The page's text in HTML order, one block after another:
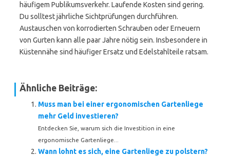
häufigem Publikumsverkehr. Laufende Kosten sind gering.
Du solltest jährliche Sichtprüfungen durchführen.
Austauschen von korrodierten Schrauben oder Erneuern
von Gurten kann alle paar Jahre nötig sein. Insbesondere in
Küstennähe sind häufiger Ersatz und Edelstahlteile ratsam.
Ähnliche Beiträge:
Muss man bei einer ergonomischen Gartenliege
mehr Geld investieren?
Entdecken Sie, warum sich die Investition in eine
ergonomische Gartenliege...
Wann lohnt es sich, eine Gartenliege zu polstern?